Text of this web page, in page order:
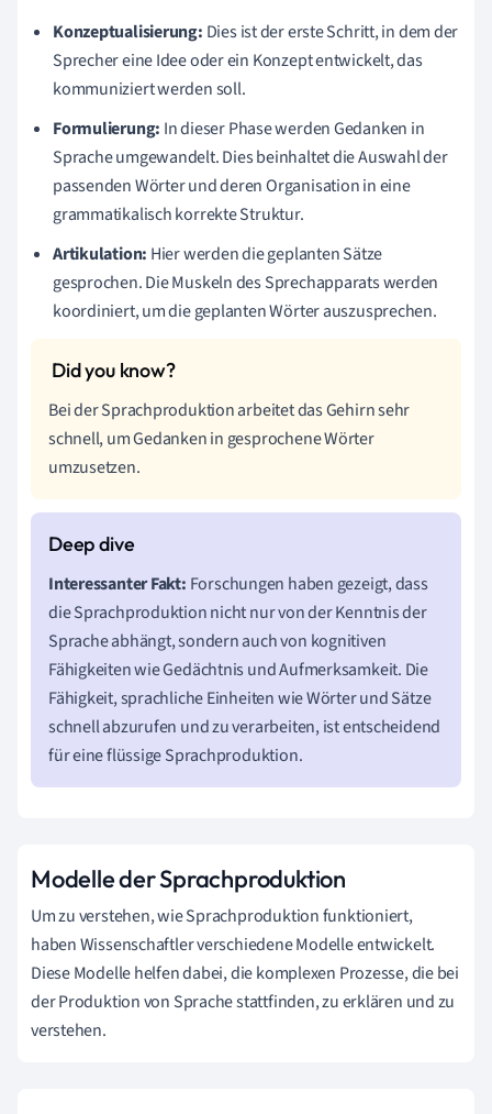
Konzeptualisierung: Dies ist der erste Schritt, in dem der
Sprecher eine Idee oder ein Konzept entwickelt, das
kommuniziert werden soll.
Formulierung: In dieser Phase werden Gedanken in
Sprache umgewandelt. Dies beinhaltet die Auswahl der
passenden Wörter und deren Organisation in eine
grammatikalisch korrekte Struktur.
Artikulation: Hier werden die geplanten Sätze
gesprochen. Die Muskeln des Sprechapparats werden
koordiniert, um die geplanten Wörter auszusprechen.
Bei der Sprachproduktion arbeitet das Gehirn sehr
schnell, um Gedanken in gesprochene Wörter
umzusetzen.
Interessanter Fakt: Forschungen haben gezeigt, dass
die Sprachproduktion nicht nur von der Kenntnis der
Sprache abhängt, sondern auch von kognitiven
Fähigkeiten wie Gedächtnis und Aufmerksamkeit. Die
Fähigkeit, sprachliche Einheiten wie Wörter und Sätze
schnell abzurufen und zu verarbeiten, ist entscheidend
für eine flüssige Sprachproduktion.
Modelle der Sprachproduktion
Um zu verstehen, wie Sprachproduktion funktioniert,
haben Wissenschaftler verschiedene Modelle entwickelt.
Diese Modelle helfen dabei, die komplexen Prozesse, die bei
der Produktion von Sprache stattfinden, zu erklären und zu
verstehen.